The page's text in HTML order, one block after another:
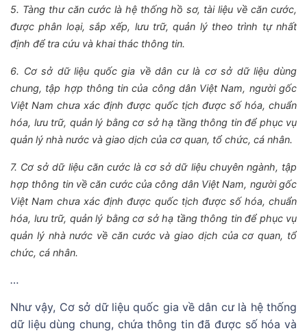
5. Tàng thư căn cước là hệ thống hồ sơ, tài liệu về căn cước,
được phân loại, sắp xếp, lưu trữ, quản lý theo trình tự nhất
định để tra cứu và khai thác thông tin.
6. Cơ sở dữ liệu quốc gia về dân cư là cơ sở dữ liệu dùng
chung, tập hợp thông tin của công dân Việt Nam, người gốc
Việt Nam chưa xác định được quốc tịch được số hóa, chuẩn
hóa, lưu trữ, quản lý bằng cơ sở hạ tầng thông tin để phục vụ
quản lý nhà nước và giao dịch của cơ quan, tổ chức, cá nhân.
7. Cơ sở dữ liệu căn cước là cơ sở dữ liệu chuyên ngành, tập
hợp thông tin về căn cước của công dân Việt Nam, người gốc
Việt Nam chưa xác định được quốc tịch được số hóa, chuẩn
hóa, lưu trữ, quản lý bằng cơ sở hạ tầng thông tin để phục vụ
quản lý nhà nước về căn cước và giao dịch của cơ quan, tổ
chức, cá nhân.
…
Như vậy, Cơ sở dữ liệu quốc gia về dân cư là hệ thống
dữ liệu dùng chung, chứa thông tin đã được số hóa và